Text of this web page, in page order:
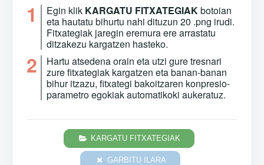
1 Egin klik KARGATU FITXATEGIAKbotoian
eta hautatu bihurtu nahi dituzun 20 .png irudi.
Fitxategiak jaregin eremura ere arrastatu
ditzakezu kargatzen hasteko.
2
Hartu atsedena orain eta utzi gure tresnari
zure fitxategiak kargatzen eta banan-banan
bihur itzazu, fitxategi bakoitzaren konpresio-
parametro egokiak automatikoki aukeratuz.
KARGATU FITXATEGIAK
GARBITU ILARA